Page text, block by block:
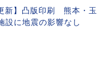
新】凸版印刷 熊本・玉
設に地震の影響なし